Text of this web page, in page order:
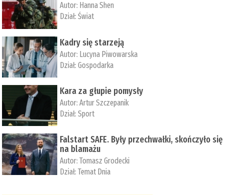
Autor: ­Hanna Shen
Dział:Świat
Kadry się starzeją
Autor: Lucyna Piwowarska
Dział:Gospodarka
Kara za głupie pomysły
Autor:Artur Szczepanik
Dział:Sport
Falstart SAFE. Były przechwałki, skończyło się
na blamażu
Autor:Tomasz Grodecki
Dział:Temat Dnia